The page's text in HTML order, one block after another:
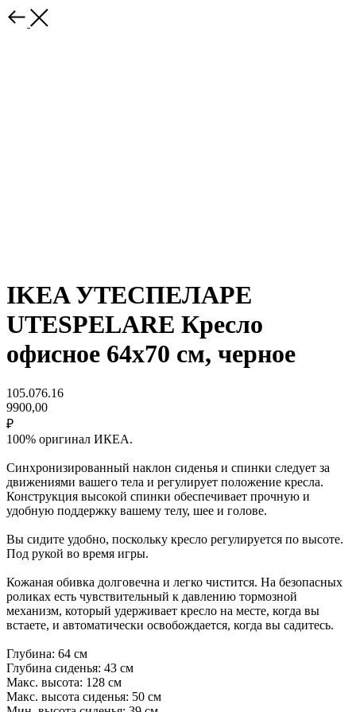
IKEA УТЕСПЕЛАРЕ
UTESPELARE Кресло
офисное 64х70 см, черное
105.076.16
9900,00
₽
100% оригинал ИКЕА.
Синхронизированный наклон сиденья и спинки следует за
движениями вашего тела и регулирует положение кресла.
Конструкция высокой спинки обеспечивает прочную и
удобную поддержку вашему телу, шее и голове.
Вы сидите удобно, поскольку кресло регулируется по высоте.
Под рукой во время игры.
Кожаная обивка долговечна и легко чистится. На безопасных
роликах есть чувствительный к давлению тормозной
механизм, который удерживает кресло на месте, когда вы
встаете, и автоматически освобождается, когда вы садитесь.
Глубина: 64 см
Глубина сиденья: 43 см
Макс. высота: 128 см
Макс. высота сиденья: 50 см